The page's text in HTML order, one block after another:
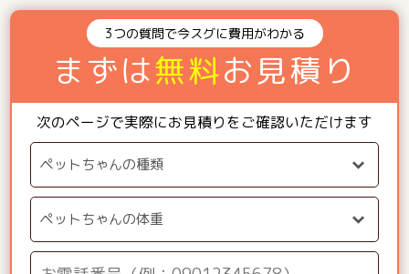
3つの質問で今スグに費用がわかる
まずは無料お見積り
次のページで実際にお見積りをご確認いただけます